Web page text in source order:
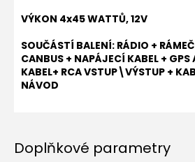
VÝKON 4x45 WATTŮ, 12V
SOUČÁSTÍ BALENÍ: RÁDIO +
CANBUS + NAPÁJECÍ KABEL + GPS
KABEL+ RCA VSTUP\VÝSTUP +
NÁVOD
Doplňkové parametry